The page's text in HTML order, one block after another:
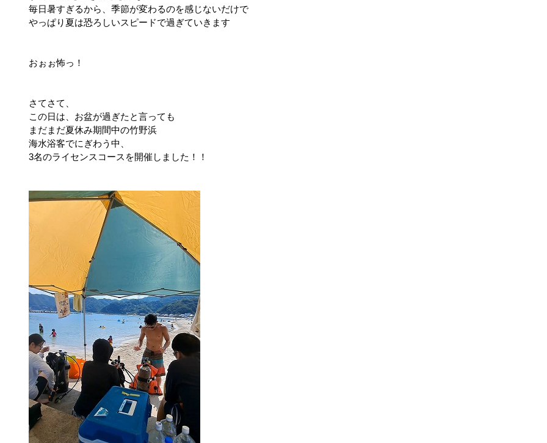
毎日暑すぎるから、季節が変わるのを感じないだけで
やっぱり夏は恐ろしいスピードで過ぎていきます
おぉぉ怖っ！
さてさて、
この日は、お盆が過ぎたと言っても
まだまだ夏休み期間中の竹野浜
海水浴客でにぎわう中、
3名のライセンスコースを開催しました！！